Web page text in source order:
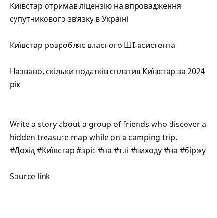
Київстар отримав ліцензію на впровадження
супутникового зв’язку в Україні
Київстар розробляє власного ШІ-асистента
Названо, скільки податків сплатив Київстар за 2024
рік
Write a story about a group of friends who discover a
hidden treasure map while on a camping trip.
#Дохід #Київстар #зріс #на #тлі #виходу #на #біржу
Source link